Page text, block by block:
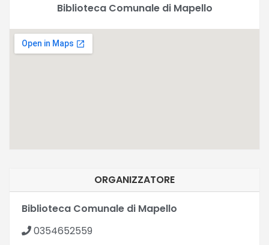
Biblioteca Comunale di Mapello
ORGANIZZATORE
Biblioteca Comunale di Mapello
0354652559